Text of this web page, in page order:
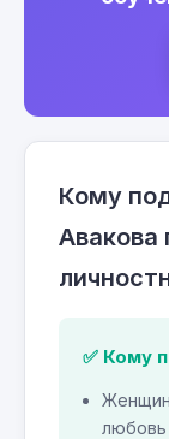
Кому
Авакова
✅ Кому
любовь